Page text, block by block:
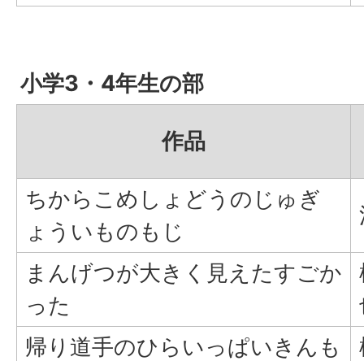
小学3・4年生の部
作品
ちからこめしょどうのじゅぎ
ょういものもじ
まんげつが大きく見えたすごか
った
帰り道手のひらいっぱいきんも